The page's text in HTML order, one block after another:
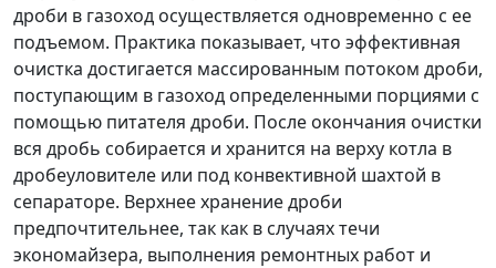
дроби в газоход осуществляется одновременно с ее
подъемом. Практика показывает, что эффективная
очистка достигается массированным потоком дроби,
поступающим в газоход определенными порциями с
помощью питателя дроби. После окончания очистки
вся дробь собирается и хранится на верху котла в
дробеуловителе или под конвективной шахтой в
сепараторе. Верхнее хранение дроби
предпочтительнее, так как в случаях течи
экономайзера, выполнения ремонтных работ и